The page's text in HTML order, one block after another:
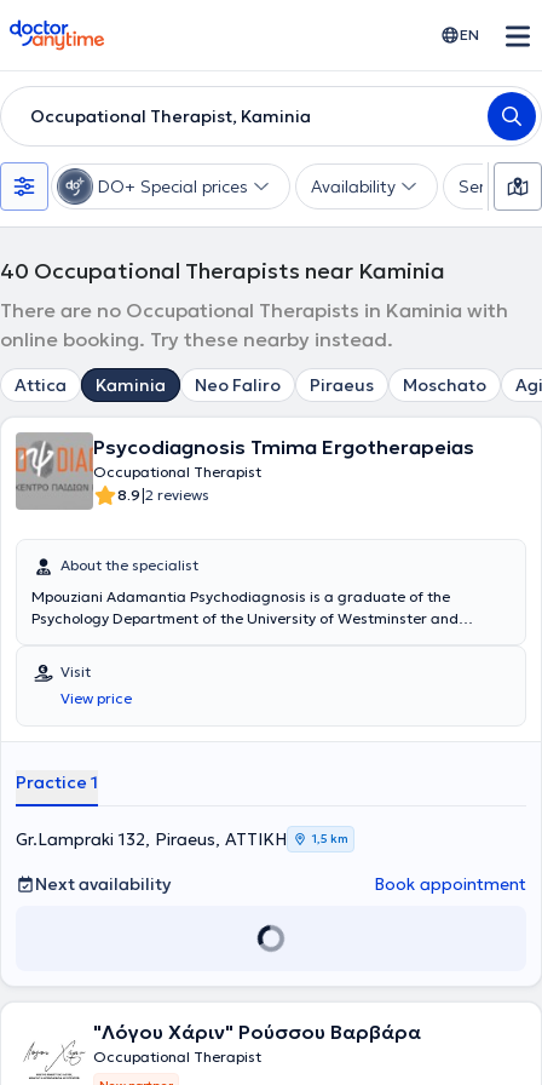
doctoranytime EN
Occupational Therapist, Kaminia
DO+ Special prices Availability Services
40 Occupational Therapists near Kaminia
There are no Occupational Therapists in Kaminia with
online booking. Try these nearby instead.
Attica Kaminia Neo Faliro Piraeus Moschato
Psycodiagnosis Tmima Ergotherapeias
Occupational Therapist
8.9|2 reviews
About the specialist
Mpouziani Adamantia Psychodiagnosis is a graduate of the
Psychology Department of the University of Westminster and
"Psychodiagnosis" in the Piraeus area. Additionally, she specializes
in Cognitive Behavioral Therapy and particularly in the "Applied
Behaviour Analysis - ABA – Lovaas" program for children with
autism. Ms. Mpouziani Adamantia, Psychologist, provides all
Special Education and Learning Difficulties, Speech Therapy,
Therapy, as well as Programs for children with special needs -
Visit
View price
Practice 1
Gr.Lampraki 132, Piraeus, ΑΤΤΙΚΗ 1,5 km
Next availability Book appointment
"Λόγου Χάριν" Ρούσσου Βαρβάρα
Occupational Therapist